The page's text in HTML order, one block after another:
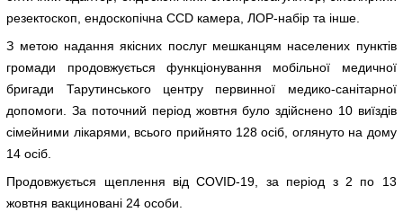
резектоскоп, ендоскопічна ССD камера, ЛОР-набір та інше.
З метою надання якісних послуг мешканцям населених пунктів
громади продовжується функціонування мобільної медичної
бригади Тарутинського центру первинної медико-санітарної
допомоги. За поточний період жовтня було здійснено 10 виїздів
сімейними лікарями, всього прийнято 128 осіб, оглянуто на дому
14 осіб.
Продовжується щеплення від COVID-19, за період з 2 по 13
жовтня вакциновані 24 особи.